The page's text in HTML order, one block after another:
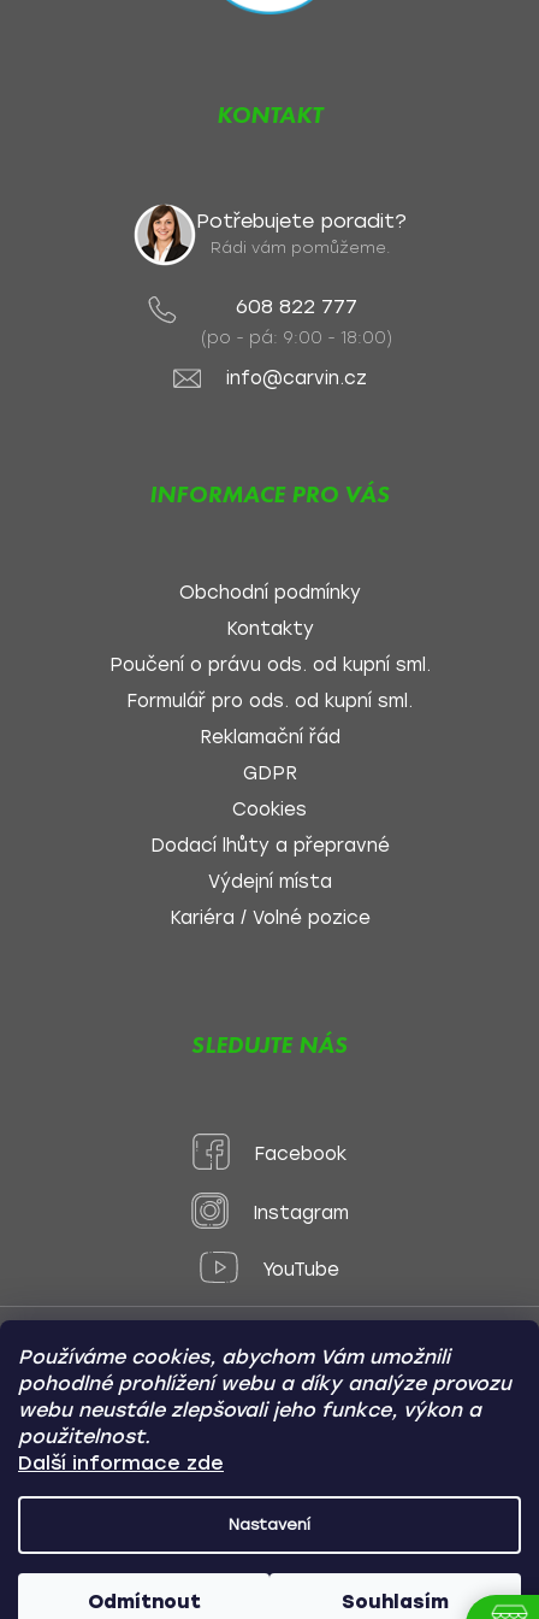
Používáme cookies, abychom Vám umožnili
pohodlné prohlížení webu a díky analýze provozu
webu neustále zlepšovali jeho funkce, výkon a
použitelnost.
Další informace zde
Nastavení
Odmítnout Souhlasím
KONTAKT
Potřebujete poradit?
Rádi vám pomůžeme.
608 822 777
(po - pá: 9:00 - 18:00)
info@carvin.cz
INFORMACE PRO VÁS
Obchodní podmínky
Kontakty
Poučení o právu ods. od kupní sml.
Formulář pro ods. od kupní sml.
Reklamační řád
GDPR
Cookies
Dodací lhůty a přepravné
Výdejní místa
Kariéra / Volné pozice
SLEDUJTE NÁS
Facebook
Instagram
YouTube
Způsoby platby:
Online
Převod
Dobírka
Copyright (c) 2012 -2026 CARVIN AUTODOPLŇKY- Všechna